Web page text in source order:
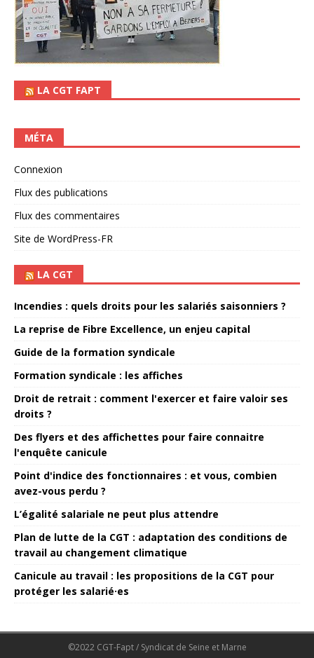
LA CGT FAPT
MÉTA
Connexion
Flux des publications
Flux des commentaires
Site de WordPress-FR
LA CGT
Incendies : quels droits pour les salariés saisonniers ?
La reprise de Fibre Excellence, un enjeu capital
Guide de la formation syndicale
Formation syndicale : les affiches
Droit de retrait : comment l'exercer et faire valoir ses
droits ?
Des flyers et des affichettes pour faire connaitre
l'enquête canicule
Point d'indice des fonctionnaires : et vous, combien
avez-vous perdu ?
L’égalité salariale ne peut plus attendre
Plan de lutte de la CGT : adaptation des conditions de
travail au changement climatique
Canicule au travail : les propositions de la CGT pour
protéger les salarié·es
©2022 CGT-Fapt / Syndicat de Seine et Marne